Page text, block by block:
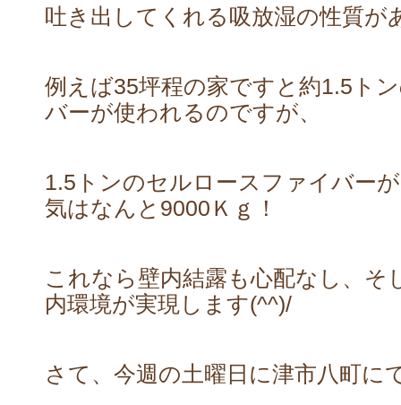
吐き出してくれる吸放湿の性質が
例えば35坪程の家ですと約1.5ト
バーが使われるのですが、
1.5トンのセルロースファイバー
気はなんと9000Ｋｇ！
これなら壁内結露も心配なし、そ
内環境が実現します(^^)/
さて、今週の土曜日に津市八町に